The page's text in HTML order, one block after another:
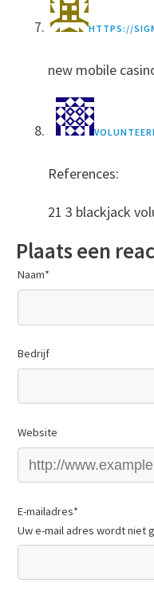
HTTPS://
new mobile
References:
21 3 blackjack
Plaats een
Naam*
Bedrijf
Website
E-mailadres*
Uw e-mail adres wordt niet